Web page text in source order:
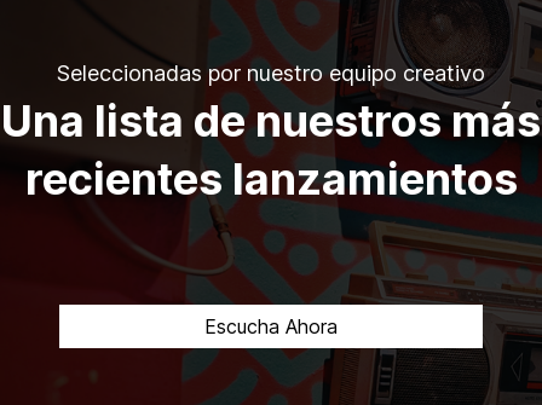
Seleccionadas por nuestro equipo creativo
Una lista de nuestros más
recientes lanzamientos
Escucha Ahora